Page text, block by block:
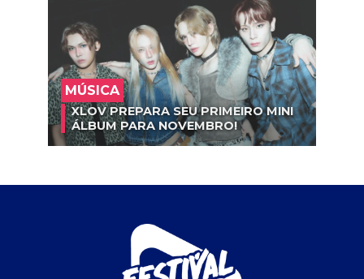
MÚSICA
XLOV PREPARA SEU PRIMEIRO MINI
ÁLBUM PARA NOVEMBRO!